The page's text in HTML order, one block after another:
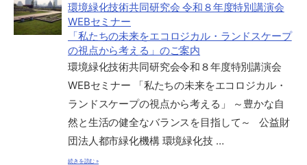
環境緑化技術共同研究会 令和８年度特別講演会
WEBセミナー
「私たちの未来をエコロジカル・ランドスケープ
の視点から考える」のご案内
環境緑化技術共同研究会令和８年度特別講演会
WEBセミナー 「私たちの未来をエコロジカル・
ランドスケープの視点から考える」 ～豊かな自
然と生活の健全なバランスを目指して～ 公益財
団法人都市緑化機構 環境緑化技 …
続きを読む »